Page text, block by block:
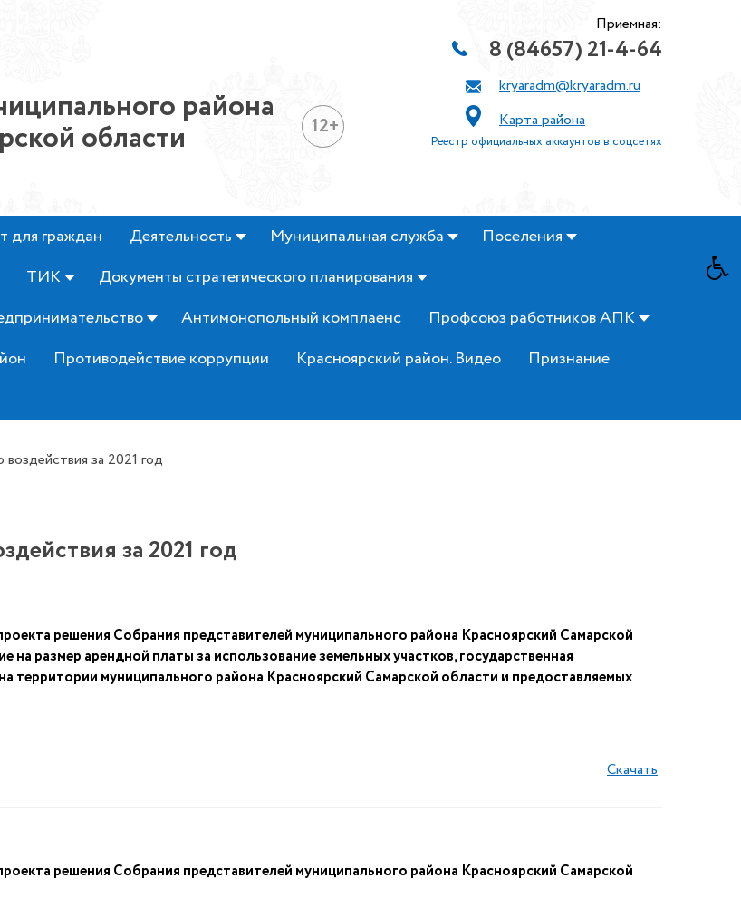
района
области 12+
Приемная:
8 (84657) 21-4-64
kryaradm@kryaradm.ru
Карта района
Реестр официальных аккаунтов в соцсетях
для граждан Деятельность Муниципальная служба
Поселения
ТИК
Документы стратегического планирования
Антимонопольный комплаенс
Профсоюз работников АПК
Противодействие коррупции Красноярский район. Видео
Признание
за 2021 год
за 2021 год
решения Собрания представителей муниципального района Красноярский Самарской
размер арендной платы за использование земельных участков, государственная
территории муниципального района Красноярский Самарской области и предоставляемых
Скачать
решения Собрания представителей муниципального района Красноярский Самарской